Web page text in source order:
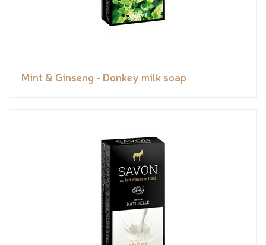
Mint & Ginseng - Donkey milk soap